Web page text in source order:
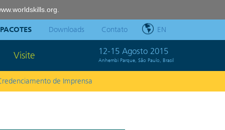
PACOTES Downloads Contato EN
Visite 12-15 Agosto 2015
Anhembi Parque, São Paulo, Brasil
de Imprensa